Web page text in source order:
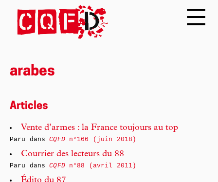
arabes
Articles
Vente d’armes : la France toujours au top
Paru dansCQFDn°166 (juin 2018)
Courrier des lecteurs du 88
Paru dansCQFDn°88 (avril 2011)